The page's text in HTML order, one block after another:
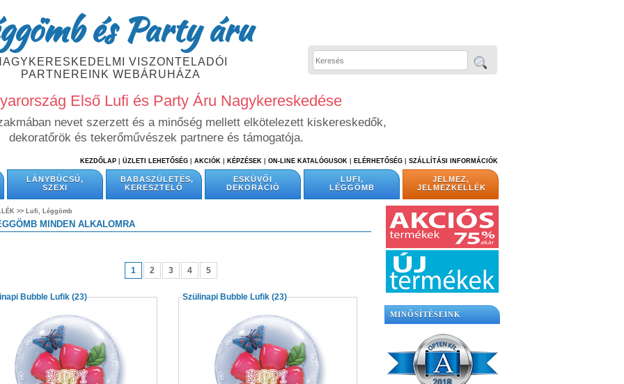
és Party áru
VISZONTELADÓI
PARTNEREINK WEBÁRUHÁZA
Első Lufi és Party Áru Nagykereskedése
nevet szerzett és a minőség mellett elkötelezett kiskereskedők,
dekoratőrök és tekerőművészek partnere és támogatója.
KEZDŐLAP ÜZLETI LEHETŐSÉG AKCIÓK KÉPZÉSEK ON-LINE KATALÓGUSOK ELÉRHETŐSÉG SZÁLLÍTÁSI INFORMÁCIÓK
LÁNYBÚCSÚ,
SZEXI
BABASZÜLETÉS,
KERESZTELŐ
ESKÜVŐI
DEKORÁCIÓ
LUFI,
LÉGGÖMB
JELMEZ,
JELMEZKELLÉK
>> Lufi, Léggömb
MINDEN ALKALOMRA
1 2 3 4 5
Bubble Lufik(23) Szülinapi Bubble Lufik(23)
MINŐSÍTÉSEINK